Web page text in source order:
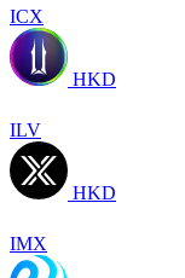
ICX
HKD
ILV
HKD
IMX